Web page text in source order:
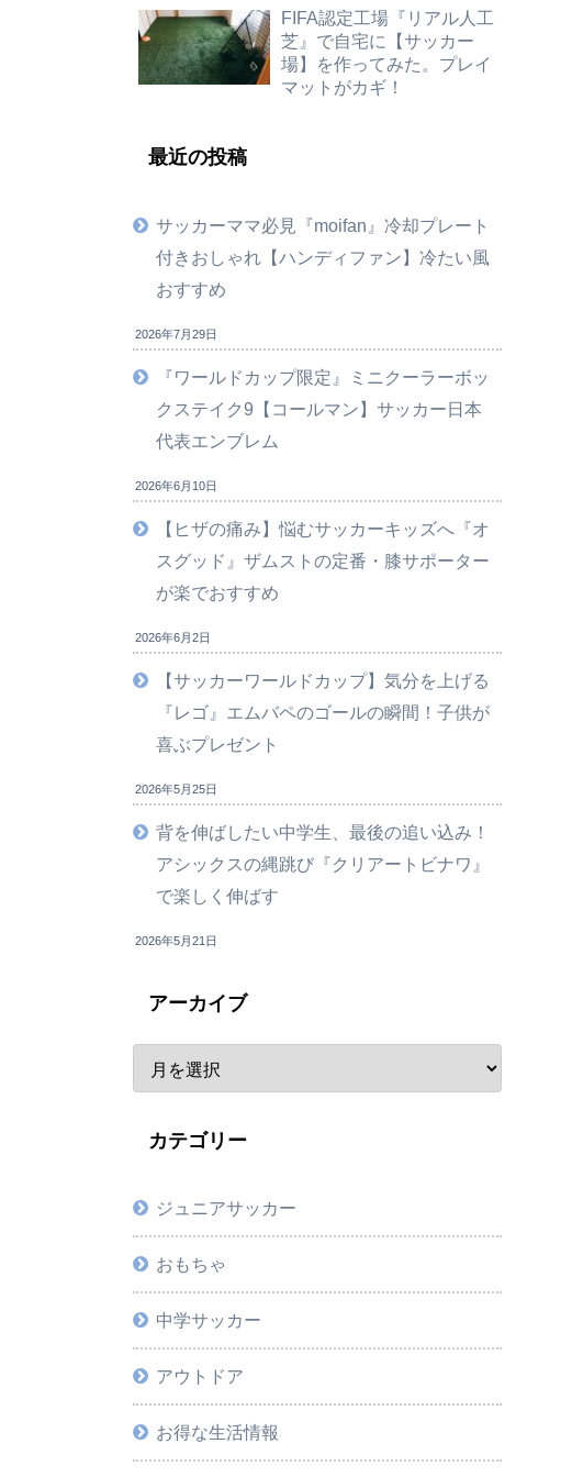
FIFA認定工場『リアル人工
芝』で自宅に【サッカー
場】を作ってみた。プレイ
マットがカギ！
最近の投稿
サッカーママ必見『moifan』冷却プレート
付きおしゃれ【ハンディファン】冷たい風
おすすめ
2026年7月29日
『ワールドカップ限定』ミニクーラーボッ
クステイク9【コールマン】サッカー日本
代表エンブレム
2026年6月10日
【ヒザの痛み】悩むサッカーキッズへ『オ
スグッド』ザムストの定番・膝サポーター
が楽でおすすめ
2026年6月2日
【サッカーワールドカップ】気分を上げる
『レゴ』エムバペのゴールの瞬間！子供が
喜ぶプレゼント
2026年5月25日
背を伸ばしたい中学生、最後の追い込み！
アシックスの縄跳び『クリアートビナワ』
で楽しく伸ばす
2026年5月21日
アーカイブ
カテゴリー
ジュニアサッカー
おもちゃ
中学サッカー
アウトドア
お得な生活情報